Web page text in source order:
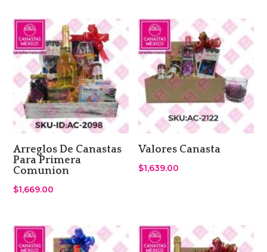
Arreglos De Canastas
Para Primera
Comunion
$1,669.00
Valores Canasta
$1,639.00